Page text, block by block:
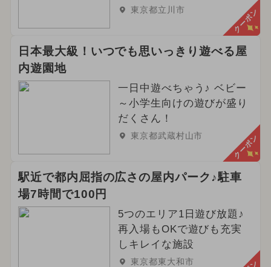
東京都立川市 クーポン
日本最大級！いつでも思いっきり遊べる屋
内遊園地
一日中遊べちゃう♪ ベビー
～小学生向けの遊びが盛り
だくさん！
東京都武蔵村山市 クーポン
駅近で都内屈指の広さの屋内パーク♪駐車
場7時間で100円
5つのエリア1日遊び放題♪
再入場もOKで遊びも充実
しキレイな施設
東京都東大和市